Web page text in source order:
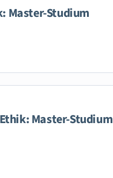
Master-Studium
Master-Studium